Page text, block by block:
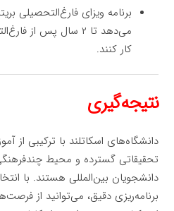
برنامه ویزای فارغ‌التحصیلی
می‌دهد تا ۲ سال پس از
کار کنند.
نتیجه‌گیری
دانشگاه‌های اسکاتلند با ترکیبی از
تحقیقاتی گسترده و محیط
دانشجویان بین‌المللی هستند. با
برنامه‌ریزی دقیق، می‌توانید از